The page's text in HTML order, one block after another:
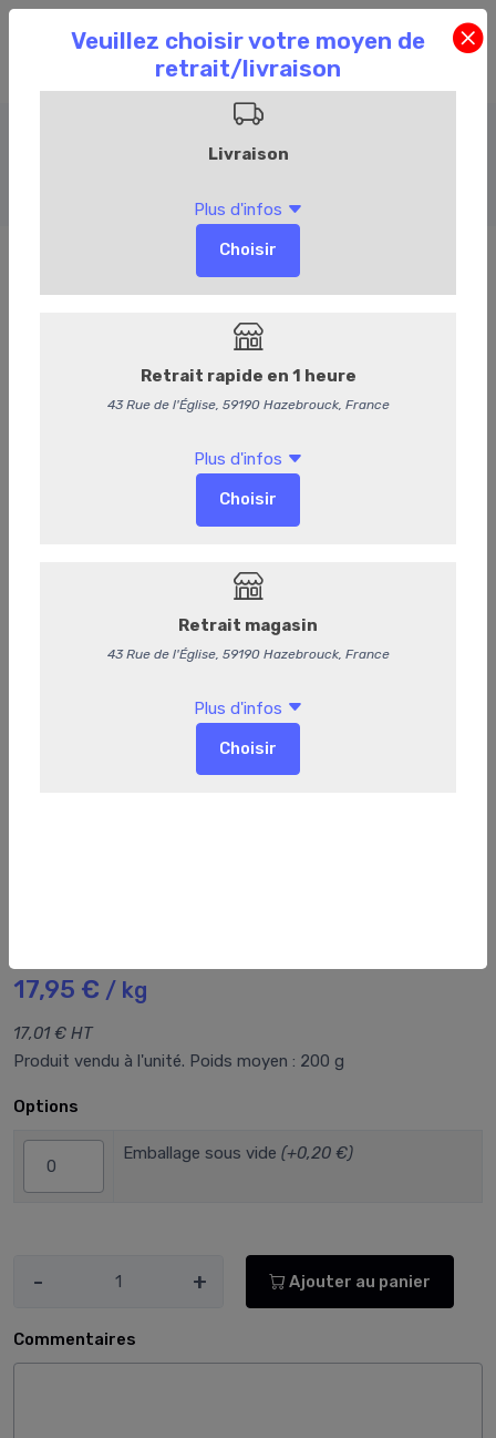
Volaille
17,95 € / kg
17,01 € HT
Produit vendu à l'unité. Poids moyen : 200 g
Options
Emballage sous vide (+0,20 €)
- + Ajouter au panier
Commentaires